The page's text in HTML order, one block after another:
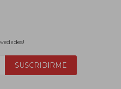
SUSCRIBIRME